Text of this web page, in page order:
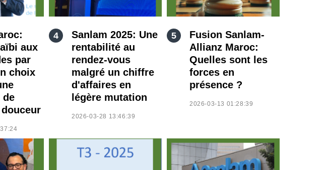
aux
par
choix
de
Sanlam 2025: Une
rentabilité au
rendez-vous
malgré un chiffre
d'affaires en
légère mutation
2026-03-28 13:46:39
Fusion Sanlam-
Allianz Maroc:
Quelles sont les
forces en
présence ?
2026-03-13 01:28:39